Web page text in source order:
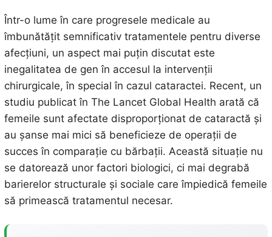
Într-o lume în care progresele medicale au
îmbunătățit semnificativ tratamentele pentru diverse
afecțiuni, un aspect mai puțin discutat este
inegalitatea de gen în accesul la intervenții
chirurgicale, în special în cazul cataractei. Recent, un
studiu publicat în The Lancet Global Health arată că
femeile sunt afectate disproporționat de cataractă și
au șanse mai mici să beneficieze de operații de
succes în comparație cu bărbații. Această situație nu
se datorează unor factori biologici, ci mai degrabă
barierelor structurale și sociale care împiedică femeile
să primească tratamentul necesar.